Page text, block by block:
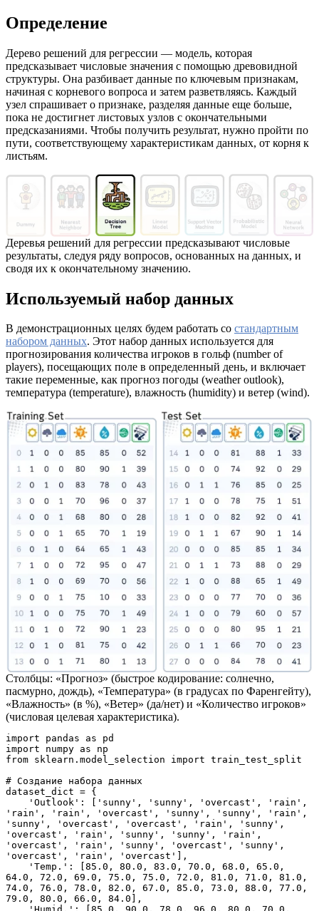
Определение
Дерево решений для регрессии — модель, которая
предсказывает числовые значения с помощью древовидной
структуры. Она разбивает данные по ключевым признакам,
начиная с корневого вопроса и затем разветвляясь. Каждый
узел спрашивает о признаке, разделяя данные еще больше,
пока не достигнет листовых узлов с окончательными
предсказаниями. Чтобы получить результат, нужно пройти по
пути, соответствующему характеристикам данных, от корня к
листьям.
Деревья решений для регрессии предсказывают числовые
результаты, следуя ряду вопросов, основанных на данных, и
сводя их к окончательному значению.
Используемый набор данных
В демонстрационных целях будем работать со стандартным
набором данных. Этот набор данных используется для
прогнозирования количества игроков в гольф (number of
players), посещающих поле в определенный день, и включает
такие переменные, как прогноз погоды (weather outlook),
температура (temperature), влажность (humidity) и ветер (wind).
Столбцы: «Прогноз» (быстрое кодирование: солнечно,
пасмурно, дождь), «Температура» (в градусах по Фаренгейту),
«Влажность» (в %), «Ветер» (да/нет) и «Количество игроков»
(числовая целевая характеристика).
import pandas as pd
import numpy as np
from sklearn.model_selection import train_test_split
# Создание набора данных
dataset_dict = {
'rain', 'rain', 'overcast', 'sunny', 'sunny', 'rain',
'sunny', 'overcast', 'overcast', 'rain', 'sunny',
'overcast', 'rain', 'sunny', 'sunny', 'rain',
'overcast', 'rain', 'sunny', 'overcast', 'sunny',
'overcast', 'rain', 'overcast'],
64.0, 72.0, 69.0, 75.0, 75.0, 72.0, 81.0, 71.0, 81.0,
74.0, 76.0, 78.0, 82.0, 67.0, 85.0, 73.0, 88.0, 77.0,
79.0, 80.0, 66.0, 84.0],